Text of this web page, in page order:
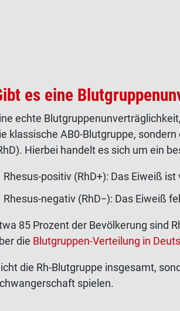
es eine
echte
klassische AB0-Blutgruppe,
Hierbei handelt es sich um ein
Rhesus-positiv (RhD+): Das Eiweiß ist
Rhesus-negativ (RhD−): Das Eiweiß
85 Prozent der Bevölkerung sind
die Blutgruppen-Verteilung in
die Rh-Blutgruppe insgesamt,
spielen.